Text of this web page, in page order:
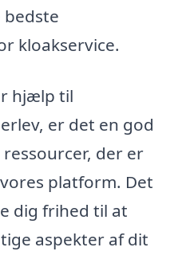
bedste
kloakservice.
hjælp til
er det en god
der er
platform. Det
dig frihed til at
aspekter af dit